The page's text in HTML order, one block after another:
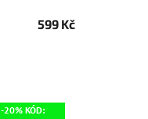
599 Kč
-20% KÓD: